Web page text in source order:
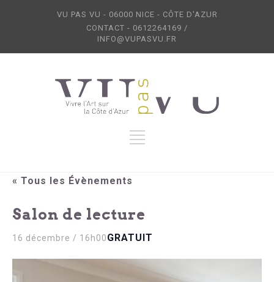
VU PAS VU - 06000 NICE - CÔTE D'AZUR
CONTACT - 0612264169 /
INFO@VUPASVU.FR
« Tous les Évènements
Salon de lecture
16 décembre / 16h00GRATUIT